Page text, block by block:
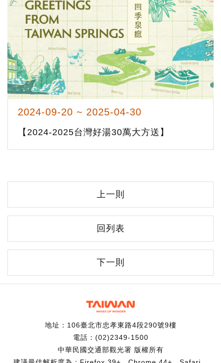
2024-09-20 ~ 2025-04-30
【2024-2025台灣好湯30萬大方送】
上一則
回列表
下一則
地址：106臺北市忠孝東路4段290號9樓
電話：(02)2349-1500
中華民國交通部觀光署 版權所有